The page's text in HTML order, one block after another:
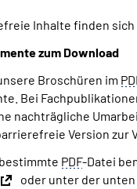
Inhalte finden
zum Download
Broschüren im
Bei
nachträgliche
Version zur
PDF-Datei
oder unter der